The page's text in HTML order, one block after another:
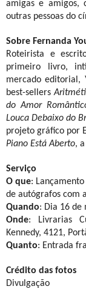
amigas e amigos,
outras pessoas do
Sobre Fernanda
Roteirista e
primeiro livro,
mercado editorial,
best-sellers
do Amor
Louca Debaixo do
projeto gráfico por
Piano Está Aberto,
Serviço
O que:
de autógrafos com
Quando: Dia 16 de
Onde: Livrarias
Kennedy, 4121,
Quanto: Entrada
Crédito das fotos
Divulgação